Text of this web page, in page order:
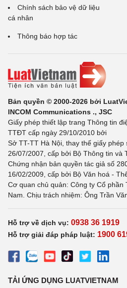
Chính sách bảo vệ dữ liệu
cá nhân
Thông báo hợp tác
Bản quyền © 2000-2026 bởi
INCOM Communications ., JSC
Giấy phép thiết lập trang Thông tin
TTĐT cấp ngày 29/10/2010 bởi
Sở TT-TT Hà Nội, thay thế giấy phép
26/07/2007, cấp bởi Bộ Thông tin và
Chứng nhận bản quyền tác giả số
16/02/2009, cấp bởi Bộ Văn hoá -
Cơ quan chủ quản: Công ty Cổ phần
Nam. Chịu trách nhiệm: Ông Trần
Hỗ trợ về dịch vụ: 0938 36 1919
Hỗ trợ giải đáp pháp luật: 1900
TẢI ỨNG DỤNG LUATVIETNAM